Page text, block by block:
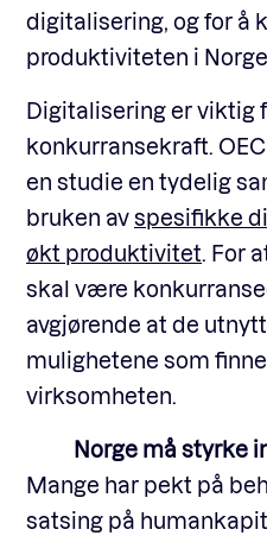
digitalisering, og for å
produktiviteten i
Digitalisering er viktig
konkurransekraft.
en studie en tydelig
bruken avspesifikke
økt produktivitet. For
skal være
avgjørende at de
mulighetene som
virksomheten.
Norge må styrke
Mange har pekt på
satsing på